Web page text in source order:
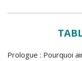
nature : nous
photographies, au
l’expérience
La perception de la
Prologue : Pourquoi